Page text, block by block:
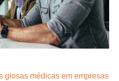
glosas médicas em empresas